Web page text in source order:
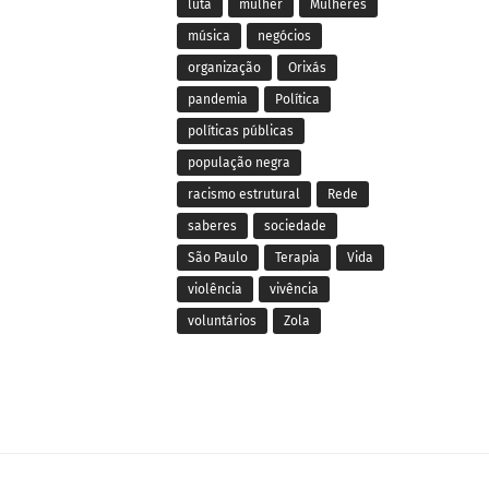
luta mulher Mulheres
música negócios
organização Orixás
pandemia Política
políticas públicas
população negra
racismo estrutural Rede
saberes sociedade
São Paulo Terapia Vida
violência vivência
voluntários Zola